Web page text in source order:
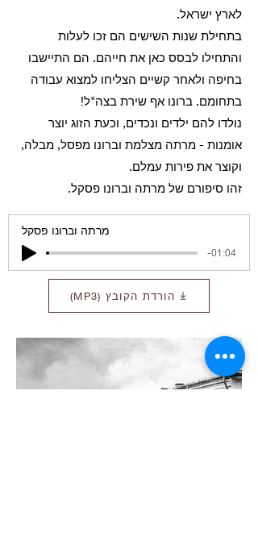
לארץ ישראל.
בתחילת שנות השישים הם זכו לעלות
והתחילו לבסס כאן את חייהם. הם התיישבו
בחיפה ולאחר קשיים הצליחו למצוא עבודה
בתחומם. ברונו אף שירת בצה"ל!
נולדו להם ילדים ונכדים, וכעת הזוג יוצר
אומנות - מרתה מצלמת וברונו מפסל, מבלה,
וקוצר את פירות עמלם.
זהו סיפורם של מרתה וברונו פסקל.
מרתה וברונו פסקל
-01:04
הורדת הקובץ (MP3)